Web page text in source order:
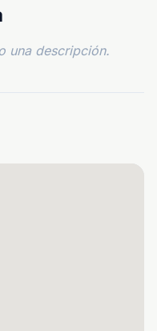
una descripción.